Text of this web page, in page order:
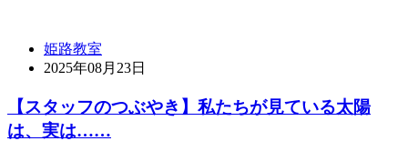
姫路教室
2025年08月23日
【スタッフのつぶやき】私たちが見ている太陽
は、実は……